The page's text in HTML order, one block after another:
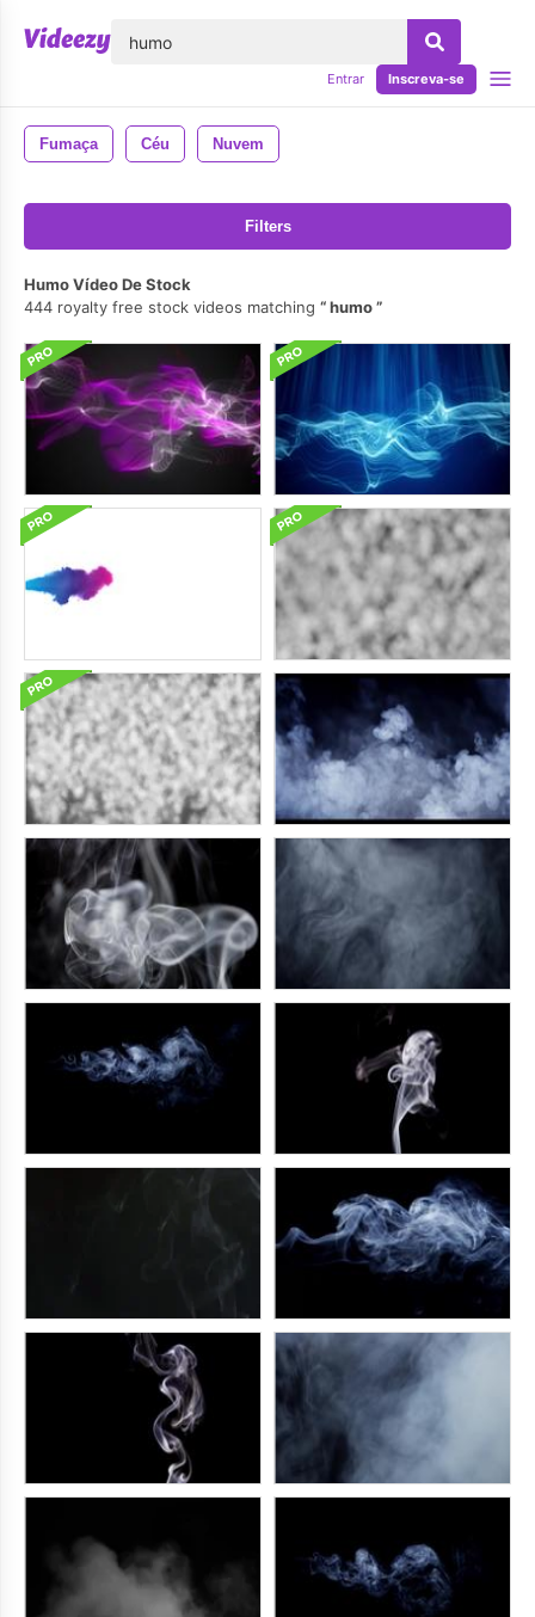
Entrar Inscreva-se
Fumaça Céu Nuvem
Filters
Humo Vídeo De Stock
444 royalty free stock videos matching
humo